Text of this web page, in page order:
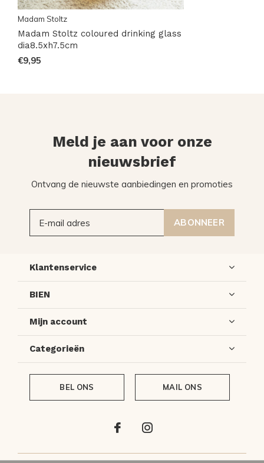
Madam Stoltz
Madam Stoltz coloured drinking glass
dia8.5xh7.5cm
€9,95
Meld je aan voor onze
nieuwsbrief
Ontvang de nieuwste aanbiedingen en promoties
ABONNEER
Klantenservice
BIEN
Mijn account
Categorieën
BEL ONS MAIL ONS